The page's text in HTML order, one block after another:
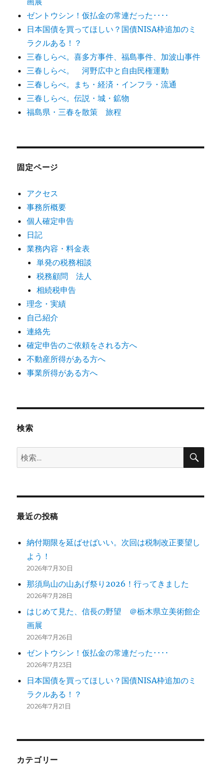
ゼントウシン！仮払金の常連だった････
日本国債を買ってほしい？国債NISA枠追加のミ
ラクルある！？
三春しらべ。喜多方事件、福島事件、加波山事件
三春しらべ。 河野広中と自由民権運動
三春しらべ。まち・経済・インフラ・流通
三春しらべ。伝説・城・鉱物
福島県・三春を散策 旅程
固定ページ
アクセス
事務所概要
個人確定申告
日記
業務内容・料金表
単発の税務相談
税務顧問 法人
相続税申告
理念・実績
自己紹介
連絡先
確定申告のご依頼をされる方へ
不動産所得がある方へ
事業所得がある方へ
検索
検
索:
検
最近の投稿
納付期限を延ばせばいい。次回は税制改正要望し
よう！
2026年7月30日
那須烏山の山あげ祭り2026！行ってきました
2026年7月28日
はじめて見た、信長の野望 ＠栃木県立美術館企
画展
2026年7月26日
ゼントウシン！仮払金の常連だった････
2026年7月23日
日本国債を買ってほしい？国債NISA枠追加のミ
ラクルある！？
2026年7月21日
カテゴリー